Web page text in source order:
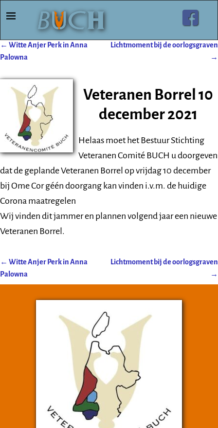
Post navigation
← Witte Anjer Perk in Anna
Palowna
Lichtmoment bij de oorlogsgraven
→
Veteranen Borrel 10
december 2021
Helaas moet het Bestuur Stichting
Veteranen Comité BUCH u doorgeven
dat de geplande Veteranen Borrel op vrijdag 10 december
bij Ome Cor géén doorgang kan vinden i.v.m. de huidige
Corona maatregelen
Wij vinden dit jammer en plannen volgend jaar een nieuwe
Veteranen Borrel.
Post navigation
← Witte Anjer Perk in Anna
Palowna
Lichtmoment bij de oorlogsgraven
→